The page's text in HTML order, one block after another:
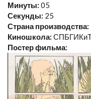
Минуты: 05
Секунды: 25
Страна производства:
Киношкола:
Постер фильма: